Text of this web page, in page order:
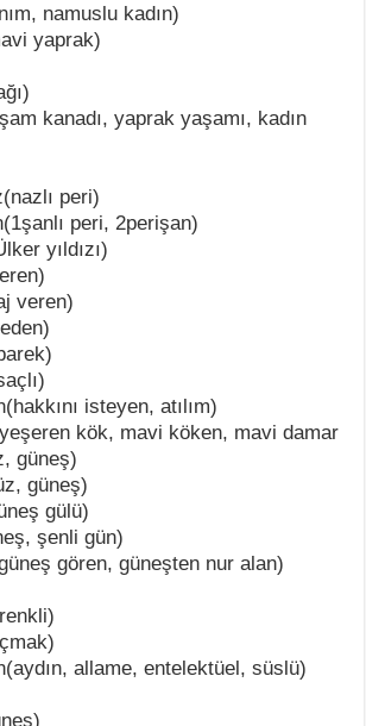
namuslu kadın)
yaprak)
kanadı, yaprak yaşamı, kadın
peri)
peri, 2perişan)
yıldızı)
veren)
isteyen, atılım)
kök, mavi köken, mavi damar
güneş)
güneş)
gülü)
şenli gün)
gören, güneşten nur alan)
allame, entelektüel, süslü)